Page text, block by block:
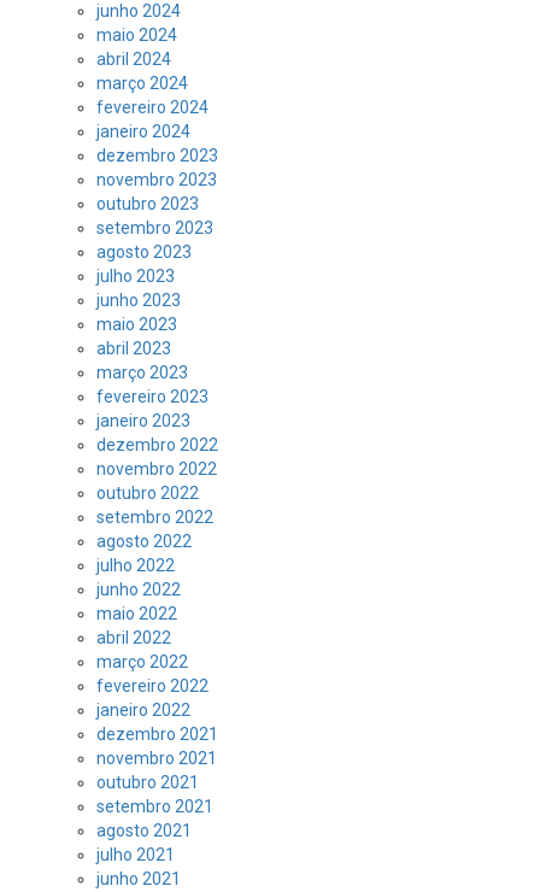
junho 2024
maio 2024
abril 2024
março 2024
fevereiro 2024
janeiro 2024
dezembro 2023
novembro 2023
outubro 2023
setembro 2023
agosto 2023
julho 2023
junho 2023
maio 2023
abril 2023
março 2023
fevereiro 2023
janeiro 2023
dezembro 2022
novembro 2022
outubro 2022
setembro 2022
agosto 2022
julho 2022
junho 2022
maio 2022
abril 2022
março 2022
fevereiro 2022
janeiro 2022
dezembro 2021
novembro 2021
outubro 2021
setembro 2021
agosto 2021
julho 2021
junho 2021